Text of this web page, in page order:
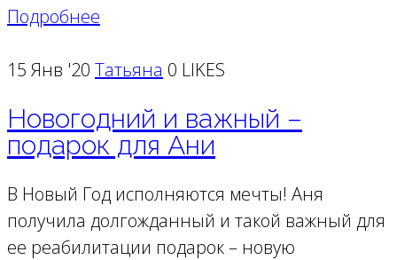
Подробнее
15 Янв '20 Татьяна 0 LIKES
Новогодний и важный –
подарок для Ани
В Новый Год исполняются мечты! Аня
получила долгожданный и такой важный для
ее реабилитации подарок – новую